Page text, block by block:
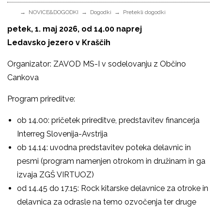
NOVICE&DOGODKI Dogodki Pretekli dogodki
petek, 1. maj 2026, od 14.00 naprej
Ledavsko jezero v Kraščih
Organizator: ZAVOD MS-I v sodelovanju z Občino
Cankova
Program prireditve:
ob 14.00: pričetek prireditve, predstavitev financerja
Interreg Slovenija-Avstrija
ob 14.14: uvodna predstavitev poteka delavnic in
pesmi (program namenjen otrokom in družinam in ga
izvaja ZGŠ VIRTUOZ)
od 14.45 do 17.15: Rock kitarske delavnice za otroke in
delavnica za odrasle na temo ozvočenja ter druge